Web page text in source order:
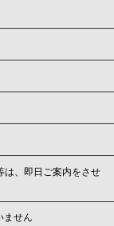
は、即日ご案内をさせ
ません